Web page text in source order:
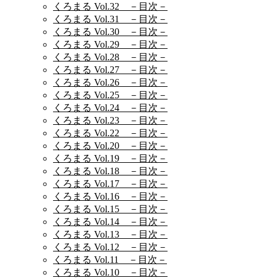
くろまる Vol.32 －目次－
くろまる Vol.31 －目次－
くろまる Vol.30 －目次－
くろまる Vol.29 －目次－
くろまる Vol.28 －目次－
くろまる Vol.27 －目次－
くろまる Vol.26 －目次－
くろまる Vol.25 －目次－
くろまる Vol.24 －目次－
くろまる Vol.23 －目次－
くろまる Vol.22 －目次－
くろまる Vol.20 －目次－
くろまる Vol.19 －目次－
くろまる Vol.18 －目次－
くろまる Vol.17 －目次－
くろまる Vol.16 －目次－
くろまる Vol.15 －目次－
くろまる Vol.14 －目次－
くろまる Vol.13 －目次－
くろまる Vol.12 －目次－
くろまる Vol.11 －目次－
くろまる Vol.10 －目次－